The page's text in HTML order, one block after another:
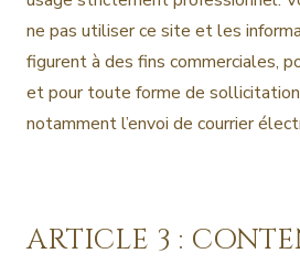
ne pas utiliser ce site et les
figurent à des fins commerciales,
et pour toute forme de
notamment l’envoi de courrier
ARTICLE 3 :